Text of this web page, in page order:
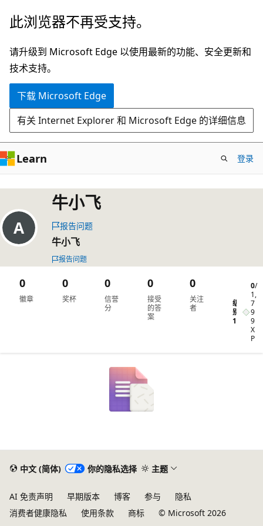
跳
主
要
内
此浏览器不再受支持。
请升级到 Microsoft Edge 以使用最新的功能、安全更新和
技术支持。
下载 Microsoft Edge
有关 Internet Explorer 和 Microsoft Edge 的详细信息
Learn 登录
牛小飞
报告问题
牛小飞
报告问题
徽章
0
奖杯
0
信誉
分
0
接受
的答
案
0
关注
者
0
级
别
0/
1,
7
9
9
X
P
中文 (简体) 你的隐私选择 主题
AI 免责声明 早期版本 博客 参与
隐私
消费者健康隐私
使用条款 商标 © Microsoft 2026